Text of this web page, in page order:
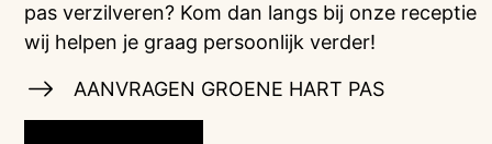
pas verzilveren? Kom dan langs bij onze receptie
wij helpen je graag persoonlijk verder!
AANVRAGEN GROENE HART PAS